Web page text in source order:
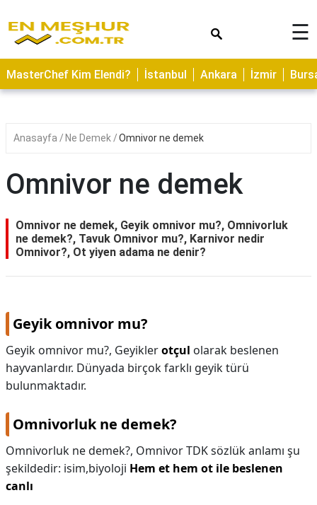
ASTROLOJİ
SAĞLIK
YERLER
NEDİR
İLETİŞİM
☰
MasterChef Kim Elendi? İstanbul Ankara İzmir
Anasayfa Ne Demek Omnivor ne demek
Omnivor ne demek
Omnivor ne demek, Geyik omnivor mu?, Omnivorluk
ne demek?, Tavuk Omnivor mu?, Karnivor nedir
Omnivor?, Ot yiyen adama ne denir?
Geyik omnivor mu?
Geyik omnivor mu?, Geyiklerotçul olarak beslenen
hayvanlardır. Dünyada birçok farklı geyik türü
bulunmaktadır.
Omnivorluk ne demek?
Omnivorluk ne demek?, Omnivor TDK sözlük anlamı şu
şekildedir: isim,biyoloji Hem et hem ot ile beslenen
canlı